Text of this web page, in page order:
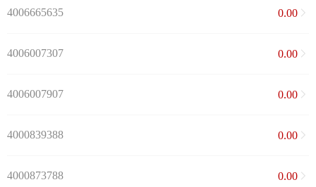
4006665635 0.00
4006007307 0.00
4006007907 0.00
4000839388 0.00
4000873788 0.00